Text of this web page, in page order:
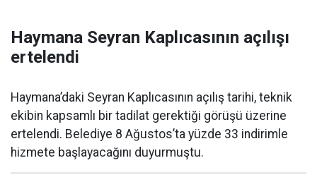
Haymana Seyran Kaplıcasının açılışı
ertelendi
Haymana’daki Seyran Kaplıcasının açılış tarihi, teknik
ekibin kapsamlı bir tadilat gerektiği görüşü üzerine
ertelendi. Belediye 8 Ağustos’ta yüzde 33 indirimle
hizmete başlayacağını duyurmuştu.